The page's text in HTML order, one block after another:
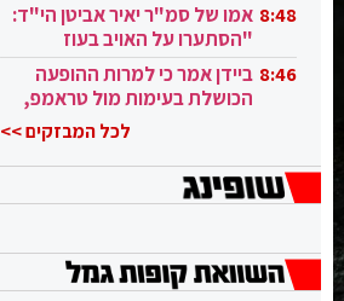
8:48 אמו של סמ"ר יאיר אביטן הי"ד:
"הסתערו על האויב בעוז
ובגבורה" 8:46 ביידן אמר כי למרות ההופעה
הכושלת בעימות מול טראמפ,
לכל המבזקים >>